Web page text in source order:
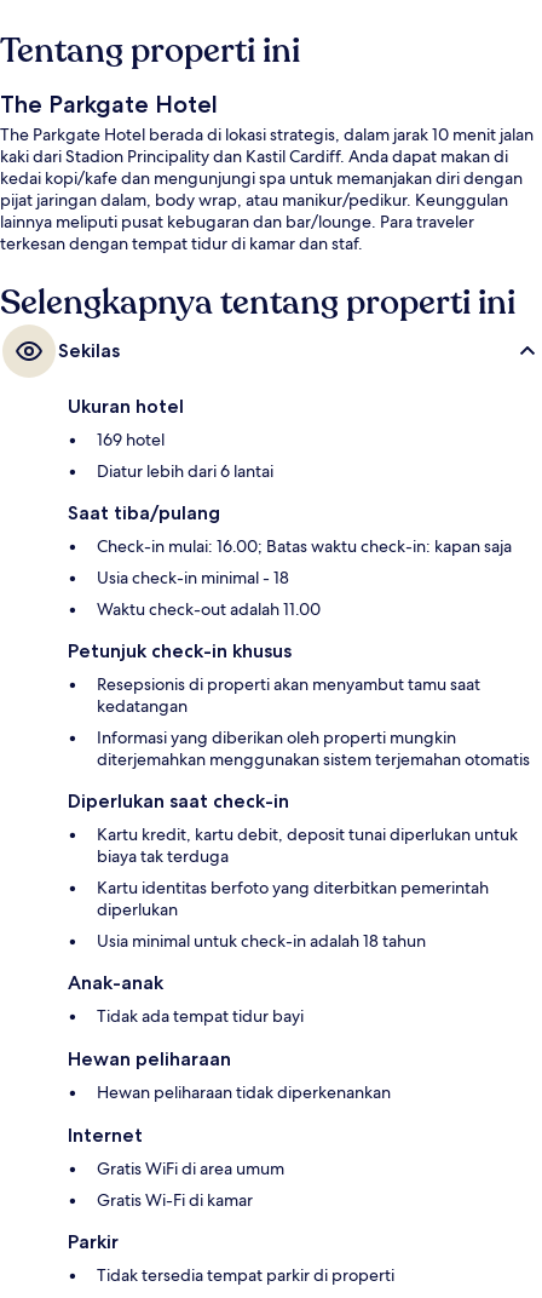
Tentang properti ini
The Parkgate Hotel
The Parkgate Hotel berada di lokasi strategis, dalam jarak 10 menit jalan
kaki dari Stadion Principality dan Kastil Cardiff. Anda dapat makan di
kedai kopi/kafe dan mengunjungi spa untuk memanjakan diri dengan
pijat jaringan dalam, body wrap, atau manikur/pedikur. Keunggulan
lainnya meliputi pusat kebugaran dan bar/lounge. Para traveler
terkesan dengan tempat tidur di kamar dan staf.
Selengkapnya tentang properti ini
Sekilas
Ukuran hotel
169 hotel
Diatur lebih dari 6 lantai
Saat tiba/pulang
Check-in mulai: 16.00; Batas waktu check-in: kapan saja
Usia check-in minimal - 18
Waktu check-out adalah 11.00
Petunjuk check-in khusus
Resepsionis di properti akan menyambut tamu saat
kedatangan
Informasi yang diberikan oleh properti mungkin
diterjemahkan menggunakan sistem terjemahan otomatis
Diperlukan saat check-in
Kartu kredit, kartu debit, deposit tunai diperlukan untuk
biaya tak terduga
Kartu identitas berfoto yang diterbitkan pemerintah
diperlukan
Usia minimal untuk check-in adalah 18 tahun
Anak-anak
Tidak ada tempat tidur bayi
Hewan peliharaan
Hewan peliharaan tidak diperkenankan
Internet
Gratis WiFi di area umum
Gratis Wi-Fi di kamar
Parkir
Tidak tersedia tempat parkir di properti